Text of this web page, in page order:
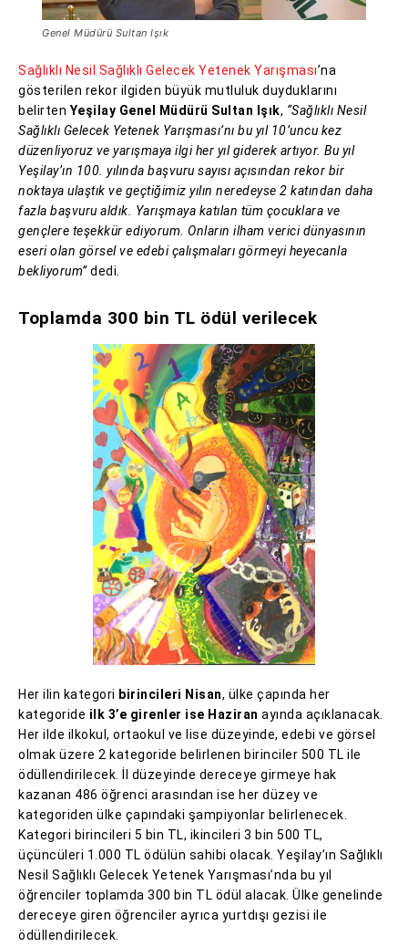
Genel Müdürü Sultan Işık
Sağlıklı Nesil Sağlıklı Gelecek Yetenek Yarışması’na
gösterilen rekor ilgiden büyük mutluluk duyduklarını
belirten Yeşilay Genel Müdürü Sultan Işık, “Sağlıklı Nesil
Sağlıklı Gelecek Yetenek Yarışması’nı bu yıl 10’uncu kez
düzenliyoruz ve yarışmaya ilgi her yıl giderek artıyor. Bu yıl
Yeşilay’ın 100. yılında başvuru sayısı açısından rekor bir
noktaya ulaştık ve geçtiğimiz yılın neredeyse 2 katından daha
fazla başvuru aldık. Yarışmaya katılan tüm çocuklara ve
gençlere teşekkür ediyorum. Onların ilham verici dünyasının
eseri olan görsel ve edebi çalışmaları görmeyi heyecanla
bekliyorum”dedi.
Toplamda 300 bin TL ödül verilecek
Her ilin kategori birincileri Nisan, ülke çapında her
kategoride ilk 3’e girenler ise Haziran ayında açıklanacak.
Her ilde ilkokul, ortaokul ve lise düzeyinde, edebi ve görsel
olmak üzere 2 kategoride belirlenen birinciler 500 TL ile
ödüllendirilecek. İl düzeyinde dereceye girmeye hak
kazanan 486 öğrenci arasından ise her düzey ve
kategoriden ülke çapındaki şampiyonlar belirlenecek.
Kategori birincileri 5 bin TL, ikincileri 3 bin 500 TL,
üçüncüleri 1.000 TL ödülün sahibi olacak. Yeşilay’ın Sağlıklı
Nesil Sağlıklı Gelecek Yetenek Yarışması’nda bu yıl
öğrenciler toplamda 300 bin TL ödül alacak. Ülke genelinde
dereceye giren öğrenciler ayrıca yurtdışı gezisi ile
ödüllendirilecek.